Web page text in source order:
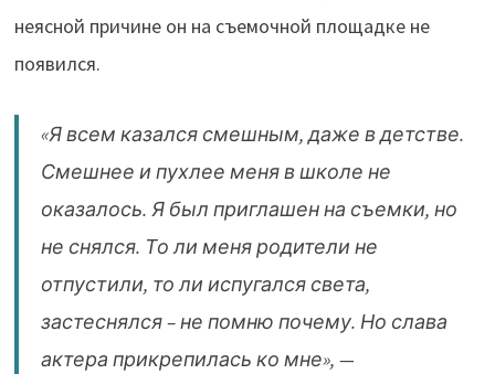
неясной причине он на съемочной площадке не
появился.
«Я всем казался смешным, даже в детстве.
Смешнее и пухлее меня в школе не
оказалось. Я был приглашен на съемки, но
не снялся. То ли меня родители не
отпустили, то ли испугался света,
застеснялся – не помню почему. Но слава
актера прикрепилась ко мне», —